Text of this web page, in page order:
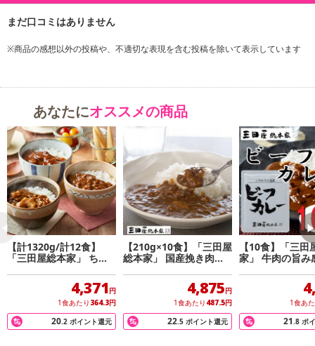
三田屋総本家でも人気のハンバーグが丸ごと1つ入ったハンバーグカ
※商品の感想以外の投稿や、不適切な表現を含む投稿を除いて表示しています
あなたにオススメの商品
【計1320g/計12食】
「三田屋総本家」 ちょ
4,371 円
1食あたり 364.3円
20.2 ポイント還元
【210g×10食】「三田屋
総本家」 国産挽き肉の
4,875円
1食あたり 487.5円
22.5 ポイント還元
【10食】「三田
家」 牛肉の旨み
1食あ
21.8 ポ